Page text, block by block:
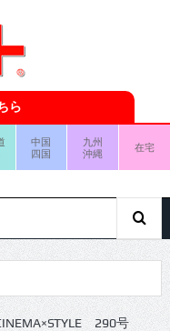
ら
中国
四国
九州
沖縄
在宅
290号